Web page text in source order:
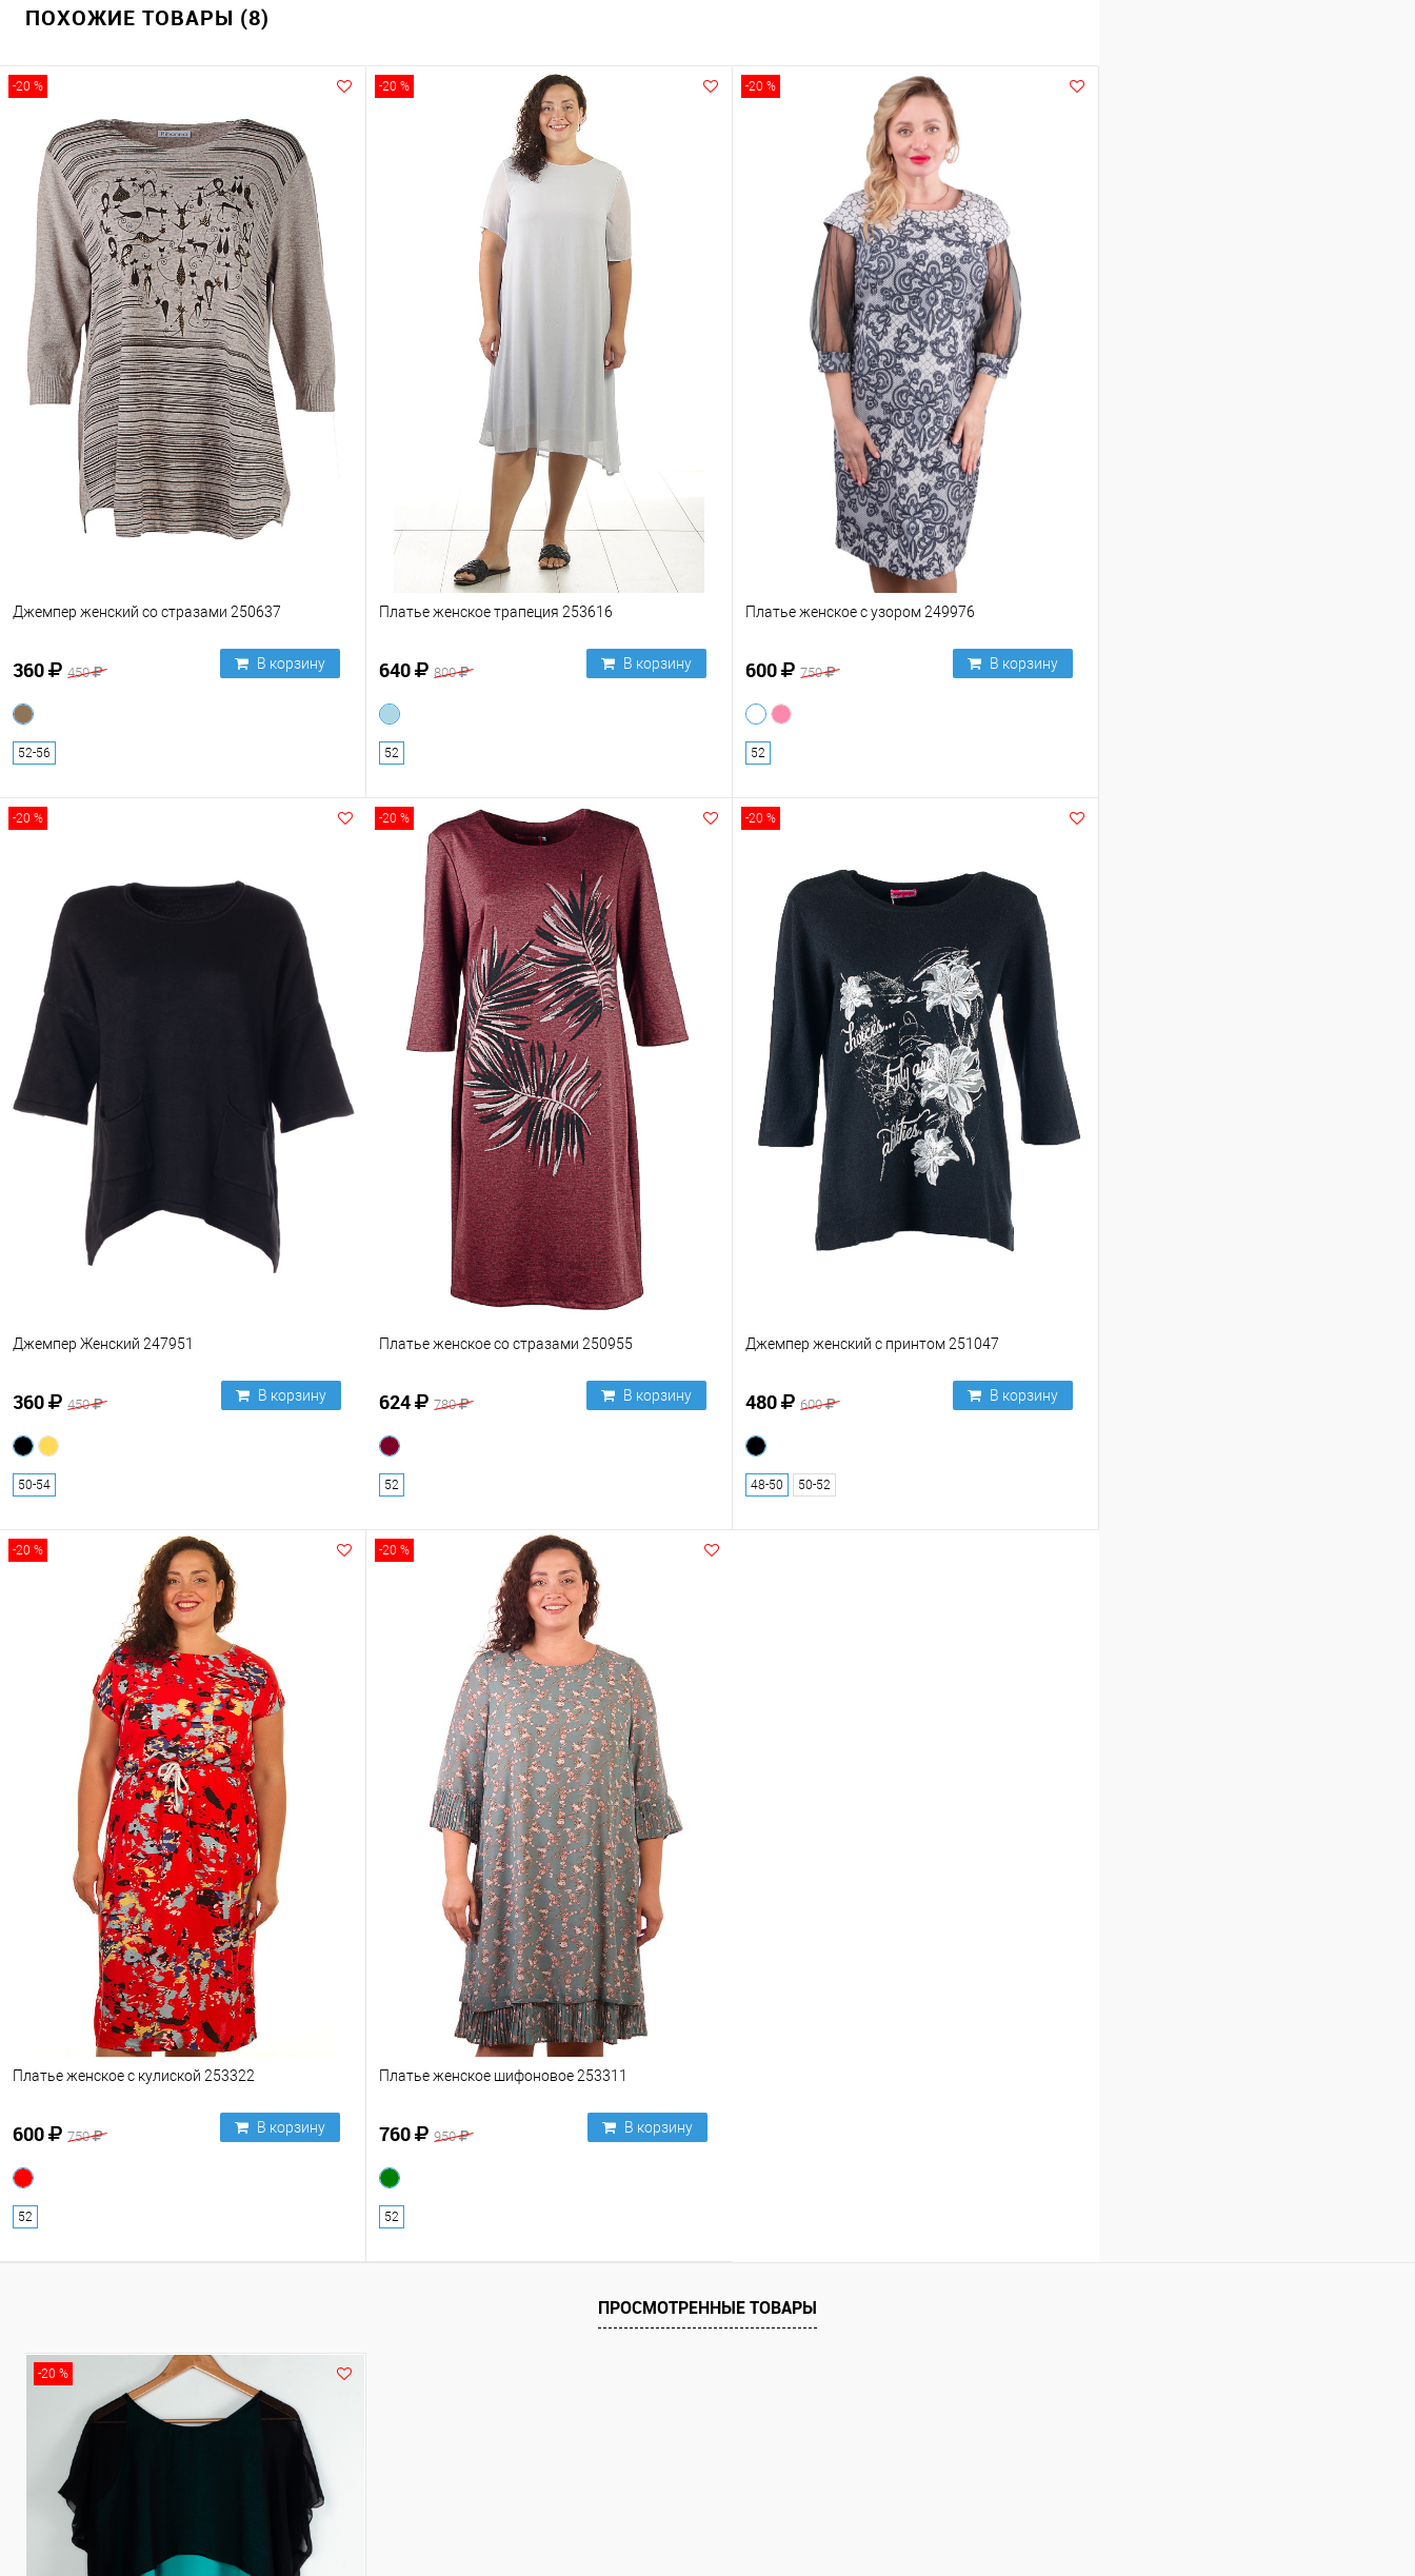
ПОХОЖИЕ ТОВАРЫ (8)
-20 %
Джемпер женский со стразами 250637
360 450
В корзину
52-56
-20 %
Платье женское трапеция 253616
640 800
В корзину
52
-20 %
Платье женское с узором 249976
600 750
В корзину
52
-20 %
Джемпер Женский 247951
360 450
В корзину
50-54
-20 %
Платье женское со стразами 250955
624 780
В корзину
52
-20 %
Джемпер женский с принтом 251047
480 600
В корзину
48-50 50-52
-20 %
Платье женское с кулиской 253322
600 750
В корзину
52
-20 %
Платье женское шифоновое 253311
760 950
В корзину
52
ПРОСМОТРЕННЫЕ ТОВАРЫ
-20 %